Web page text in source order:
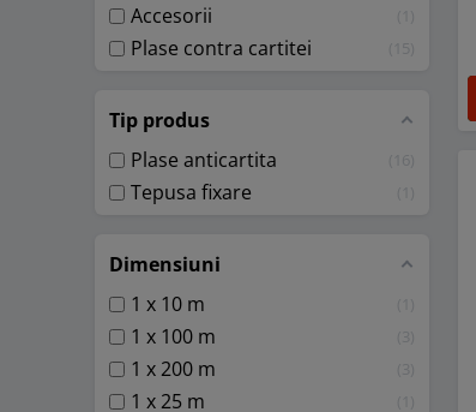
Accesorii
Plase contra cartitei 15
Tip produs
Plase anticartita
16
Tepusa fixare
Dimensiuni
1 x 10 m
1 x 100 m 3
1 x 200 m 3
1 x 25 m